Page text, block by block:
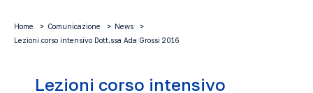
Home Comunicazione
News
Lezioni corso intensivo Dott.ssa Ada Grossi 2016
Lezioni corso intensivo